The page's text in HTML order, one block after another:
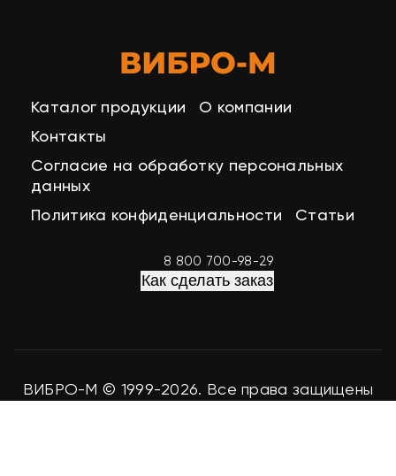
Каталог продукции
О компании
Контакты
Согласие на обработку персональных
данных
Политика конфиденциальности
Статьи
8 800 700-98-29
Как сделать заказ
ВИБРО-М © 1999-2026. Все права защищены